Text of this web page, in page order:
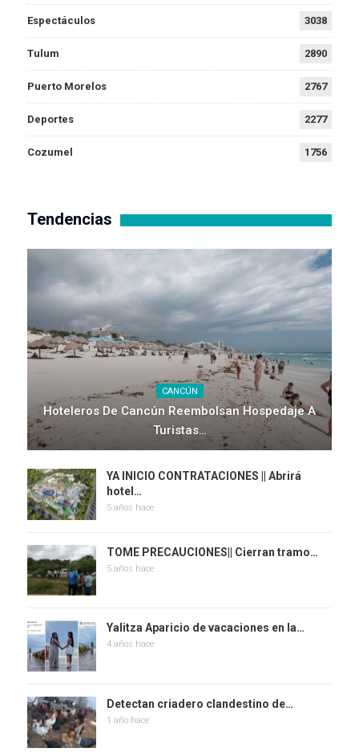
Espectáculos 3038
Tulum 2890
Puerto Morelos 2767
Deportes 2277
Cozumel 1756
Tendencias
CANCÚN
Hoteleros De Cancún Reembolsan Hospedaje A
Turistas…
YA INICIO CONTRATACIONES || Abrirá
hotel…
5 años hace
TOME PRECAUCIONES|| Cierran tramo…
5 años hace
Yalitza Aparicio de vacaciones en la…
4 años hace
Detectan criadero clandestino de…
1 año hace